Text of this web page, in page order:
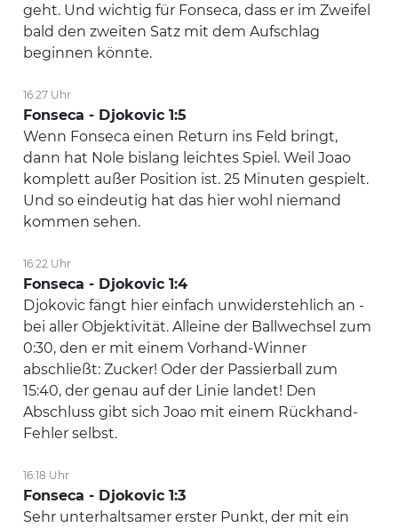
geht. Und wichtig für Fonseca, dass er im Zweifel
bald den zweiten Satz mit dem Aufschlag
beginnen könnte.
16:27 Uhr
Fonseca - Djokovic 1:5
Wenn Fonseca einen Return ins Feld bringt,
dann hat Nole bislang leichtes Spiel. Weil Joao
komplett außer Position ist. 25 Minuten gespielt.
Und so eindeutig hat das hier wohl niemand
kommen sehen.
16:22 Uhr
Fonseca - Djokovic 1:4
Djokovic fängt hier einfach unwiderstehlich an -
bei aller Objektivität. Alleine der Ballwechsel zum
0:30, den er mit einem Vorhand-Winner
abschließt: Zucker! Oder der Passierball zum
15:40, der genau auf der Linie landet! Den
Abschluss gibt sich Joao mit einem Rückhand-
Fehler selbst.
16:18 Uhr
Fonseca - Djokovic 1:3
Sehr unterhaltsamer erster Punkt, der mit ein